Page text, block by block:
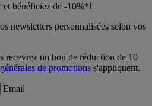
et bénéficiez de -10%*!
newsletters personnalisées selon vos
un bon de réduction de 10
de promotions s'appliquent.
Email